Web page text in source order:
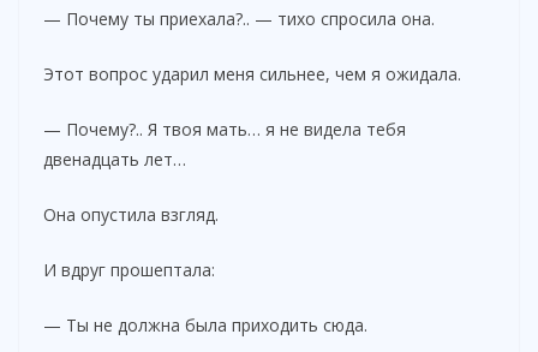
— Почему ты приехала?.. — тихо спросила она.
Этот вопрос ударил меня сильнее, чем я ожидала.
— Почему?.. Я твоя мать… я не видела тебя
двенадцать лет…
Она опустила взгляд.
И вдруг прошептала:
— Ты не должна была приходить сюда.